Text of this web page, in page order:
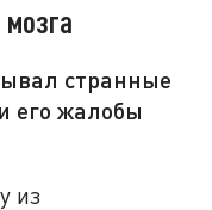
странные
его жалобы
из